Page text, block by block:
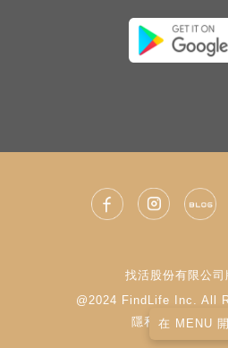
在 MENU
找活股份有限公司
@2024 FindLife Inc. All
隱私權政策
|